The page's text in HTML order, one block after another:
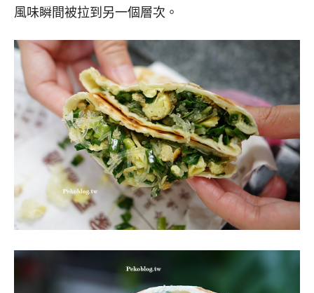
風味瞬間被拉到另一個層次。